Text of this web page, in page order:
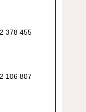
2 378 455
2 106 807